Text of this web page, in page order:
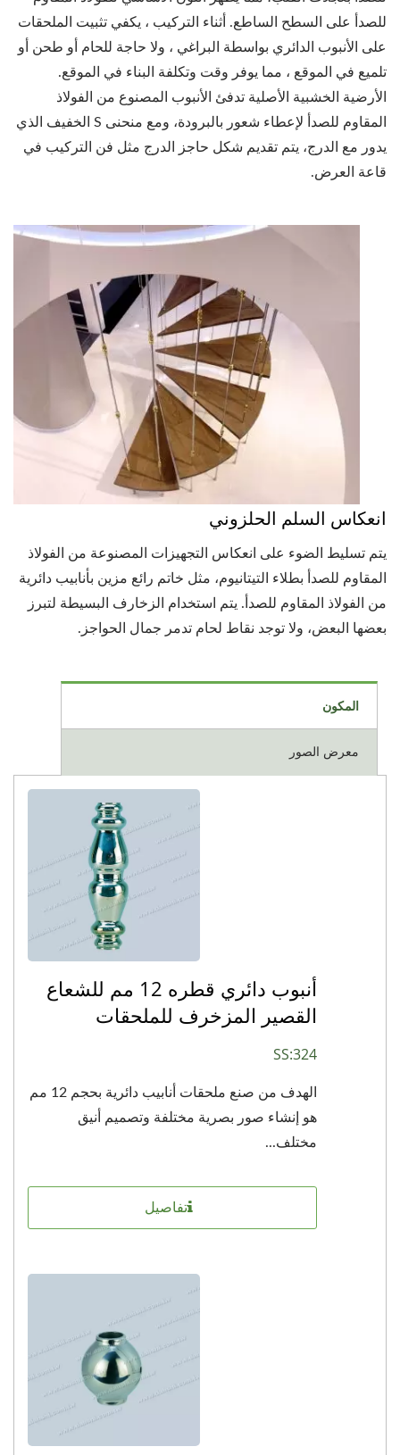
للصدأ على السطح الساطع. أثناء التركيب ، يكفي تثبيت الملحقات
على الأنبوب الدائري بواسطة البراغي ، ولا حاجة للحام أو طحن أو
تلميع في الموقع ، مما يوفر وقت وتكلفة البناء في الموقع.
الأرضية الخشبية الأصلية تدفئ الأنبوب المصنوع من الفولاذ
المقاوم للصدأ لإعطاء شعور بالبرودة، ومع منحنى S الخفيف الذي
يدور مع الدرج، يتم تقديم شكل حاجز الدرج مثل فن التركيب في
قاعة العرض.
انعكاس السلم الحلزوني
يتم تسليط الضوء على انعكاس التجهيزات المصنوعة من الفولاذ
المقاوم للصدأ بطلاء التيتانيوم، مثل خاتم رائع مزين بأنابيب دائرية
من الفولاذ المقاوم للصدأ. يتم استخدام الزخارف البسيطة لتبرز
بعضها البعض، ولا توجد نقاط لحام تدمر جمال الحواجز.
المكون
معرض الصور
أنبوب دائري قطره 12 مم للشعاع
القصير المزخرف للملحقات
SS:324
الهدف من صنع ملحقات أنابيب دائرية بحجم 12 مم
هو إنشاء صور بصرية مختلفة وتصميم أنيق
مختلف...
تفاصيل